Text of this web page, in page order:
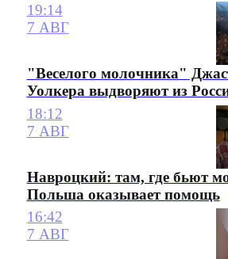
19:14
7 АВГ
"Веселого молочника"
Уолкера выдворяют из
18:12
7 АВГ
Навроцкий: там, где бьют
Польша оказывает помощь
16:42
7 АВГ